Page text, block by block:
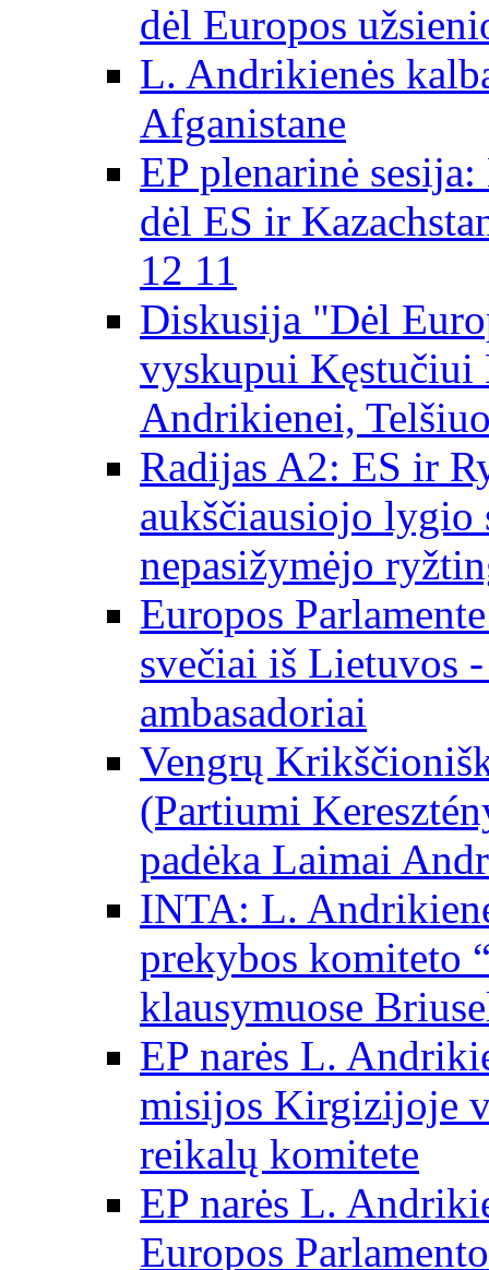
dėl Europos
L. Andrikienės
Afganistane
EP plenarinė
dėl ES ir
12 11
Diskusija "Dėl
vyskupui Kęstučiui
Andrikienei,
Radijas A2: ES ir
aukščiausiojo
nepasižymėjo
Europos
svečiai iš Lietuvos
ambasadoriai
Vengrų
(Partiumi
padėka Laimai
INTA: L.
prekybos komiteto
klausymuose
EP narės L.
misijos Kirgizijoje
reikalų komitete
EP narės L.
Europos